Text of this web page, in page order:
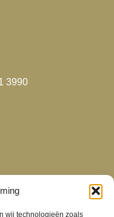
wij technologieën zoals
3990